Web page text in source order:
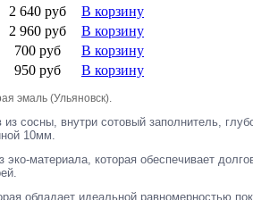
2 640 руб
В корзину
2 960 руб
В корзину
700 руб
В корзину
950 руб В корзину
эмаль (Ульяновск).
сосны, внутри сотовый заполнитель,
10мм.
материала, которая обеспечивает
обладает идеальной равномерностью